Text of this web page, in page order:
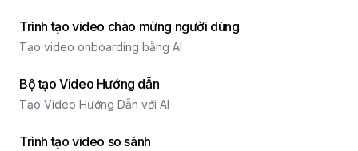
Trình tạo video chào mừng người dùng
Tạo video onboarding bằng AI
Bộ tạo Video Hướng dẫn
Tạo Video Hướng Dẫn với AI
Trình tạo video so sánh